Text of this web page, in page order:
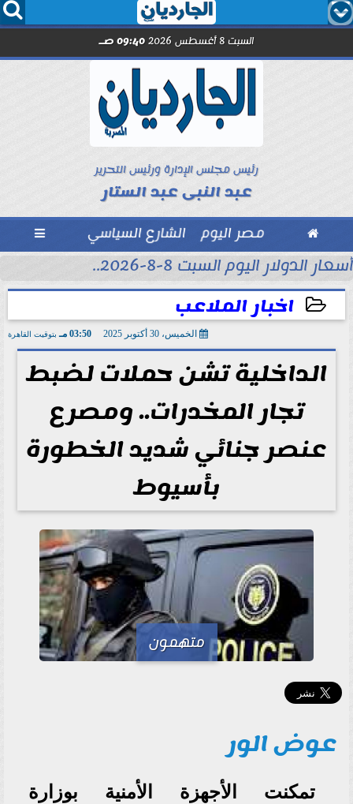
  
السبت 8 أغسطس 2026 09:40 صـ
رئيس مجلس الإدارة ورئيس التحرير
عبد النبى عبد الستار
 مصر اليوم الشارع السياسي 
أسعار الدولار اليوم السبت 8-8-2026..
اخبار الملاعب
الخميس، 30 أكتوبر 2025 03:50 مـ بتوقيت القاهرة
الداخلية تشن حملات لضبط
تجار المخدرات.. ومصرع
عنصر جنائي شديد الخطورة
بأسيوط
متهمون
عوض الور
تمكنت الأجهزة الأمنية بوزارة